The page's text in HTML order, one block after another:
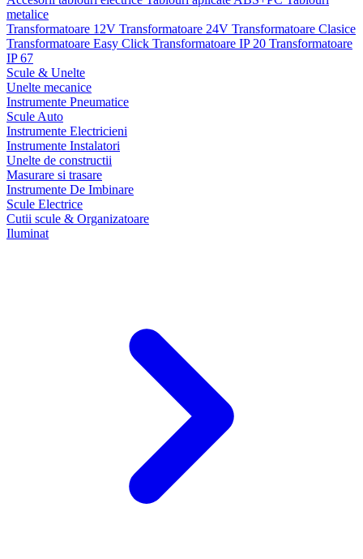
metalice
Transformatoare 12V Transformatoare 24V Transformatoare Clasice
Transformatoare Easy Click Transformatoare IP 20 Transformatoare
IP 67
Scule & Unelte
Unelte mecanice
Instrumente Pneumatice
Scule Auto
Instrumente Electricieni
Instrumente Instalatori
Unelte de constructii
Masurare si trasare
Instrumente De Imbinare
Scule Electrice
Cutii scule & Organizatoare
Iluminat